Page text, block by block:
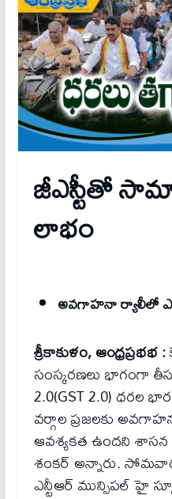
జీఎస్టీతో
లాభం
అవగాహనా ర్యాలీలో
శ్రీకాకుళం, ఆంధ్రప్రభభ :
సంస్కరణలు భాగంగా
2.0(GST 2.0) ధరల
వర్గాల ప్రజలకు
ఆవశ్యకత ఉందని శాసన
శంకర్ అన్నారు.
ఎన్టీఆర్ మున్సిపల్ హై